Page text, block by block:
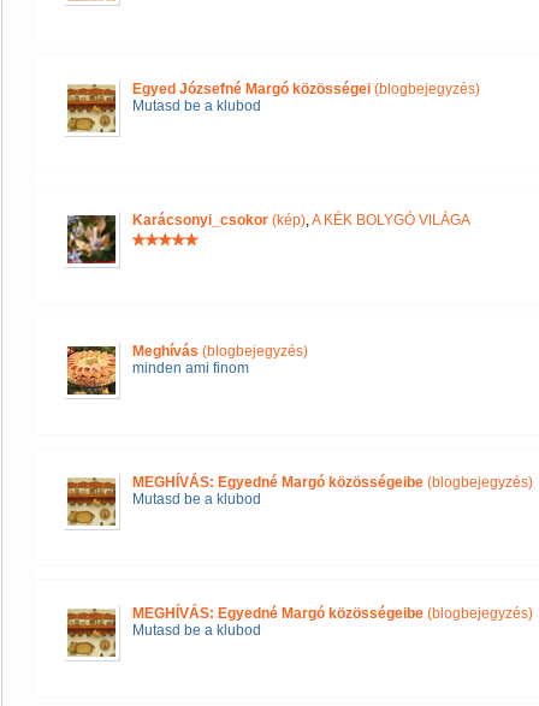
Egyed Józsefné Margó közösségei (blogbejegyzés)
Mutasd be a klubod
Karácsonyi_csokor (kép),A KÉK BOLYGÓ VILÁGA
Meghívás (blogbejegyzés)
minden ami finom
MEGHÍVÁS: Egyedné Margó közösségeibe (blogbejegyzés)
Mutasd be a klubod
MEGHÍVÁS: Egyedné Margó közösségeibe (blogbejegyzés)
Mutasd be a klubod